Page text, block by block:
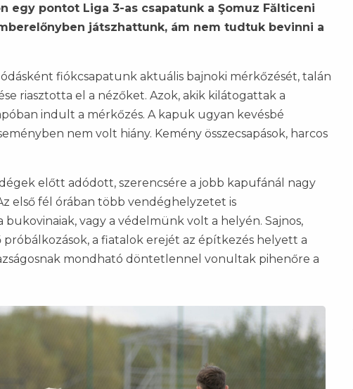
egy pontot Liga 3-as csapatunk a Şomuz Fălticeni
játszhattunk, ám nem tudtuk bevinni a
fiókcsapatunk aktuális bajnoki mérkőzését, talán
riasztotta el a nézőket. Azok, akik kilátogattak a
indult a mérkőzés. A kapuk ugyan kevésbé
nem volt hiány. Kemény összecsapások, harcos
előtt adódott, szerencsére a jobb kapufánál nagy
első fél órában több vendéghelyzetet is
vagy a védelmünk volt a helyén. Sajnos,
a fiatalok erejét az építkezés helyett a
mondható döntetlennel vonultak pihenőre a